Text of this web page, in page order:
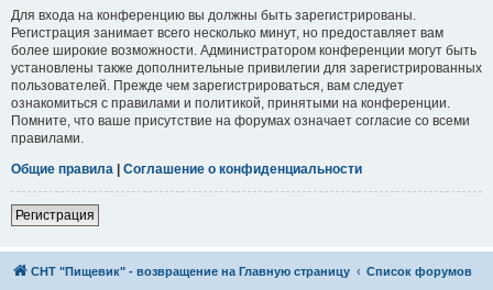
Для входа на конференцию вы должны быть зарегистрированы.
Регистрация занимает всего несколько минут, но предоставляет вам
более широкие возможности. Администратором конференции могут быть
установлены также дополнительные привилегии для зарегистрированных
пользователей. Прежде чем зарегистрироваться, вам следует
ознакомиться с правилами и политикой, принятыми на конференции.
Помните, что ваше присутствие на форумах означает согласие со всеми
правилами.
Общие правила | Соглашение о конфиденциальности
Регистрация
СНТ "Пищевик" - возвращение на Главную страницу Список форумов